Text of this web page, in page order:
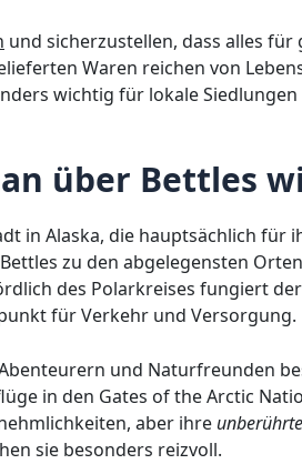
und sicherzustellen, dass alles
Waren reichen von
wichtig für lokale Siedlungen
über Bettles
in Alaska, die hauptsächlich
zu den abgelegensten
des Polarkreises fungiert der
für Verkehr und Versorgung.
und Naturfreunden
in den Gates of the Arctic
aber ihre
sie besonders reizvoll.